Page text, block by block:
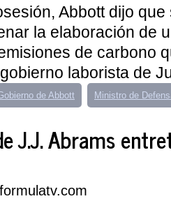
Abbott dijo que
la elaboración de
de carbono
laborista de
de Abbott Ministro de
J.J. Abrams